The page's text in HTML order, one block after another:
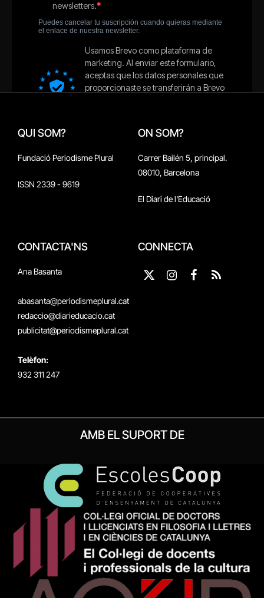
QUI SOM?
Fundació Periodisme Plural
ISSN 2339 - 9619
ON SOM?
Carrer Bailén 5, principal.
08010, Barcelona
El Diari de l'Educació
CONTACTA'NS
Ana Basanta
abasanta@periodismeplural.cat
redaccio@diarieducacio.cat
publicitat@periodismeplural.cat
Telèfon:
932 311 247
CONNECTA
X
Instagram
Facebook
RSS
AMB EL SUPORT DE